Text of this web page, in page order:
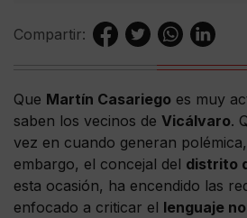
Compartir:
Que Martín Casariego es muy
saben los vecinos de Vicálvaro.
vez en cuando generan
embargo, el concejal del distrito
esta ocasión, ha encendido las
enfocado a criticar el lenguaje